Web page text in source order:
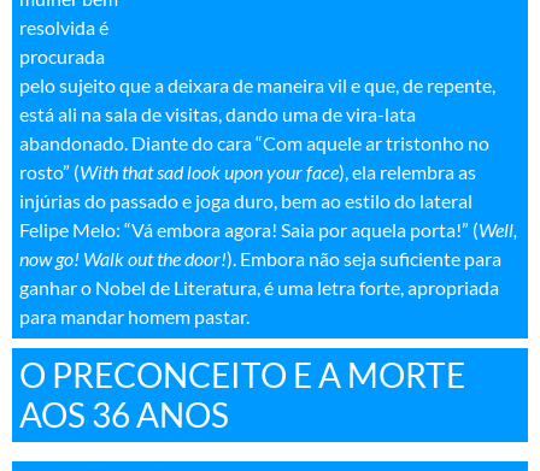
lateral Felipe Melo: “Vá embora agora! Saia por aquela
porta!” (Well, now go! Walk out the door!
suficiente para ganhar o Nobel de Literatura, é uma letra
forte, apropriada para mandar homem pastar.
O PRECONCEITO E A MORTE
AOS 36 ANOS
Ao descobrir que
Vanusa (foto ) teria
a audácia de gravar
I will survive, o
reduto entrou em
parafuso: depois do